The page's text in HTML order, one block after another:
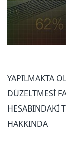
YAPILMAKTA
DÜZELTMESİ
HESABINDAKİ
HAKKINDA